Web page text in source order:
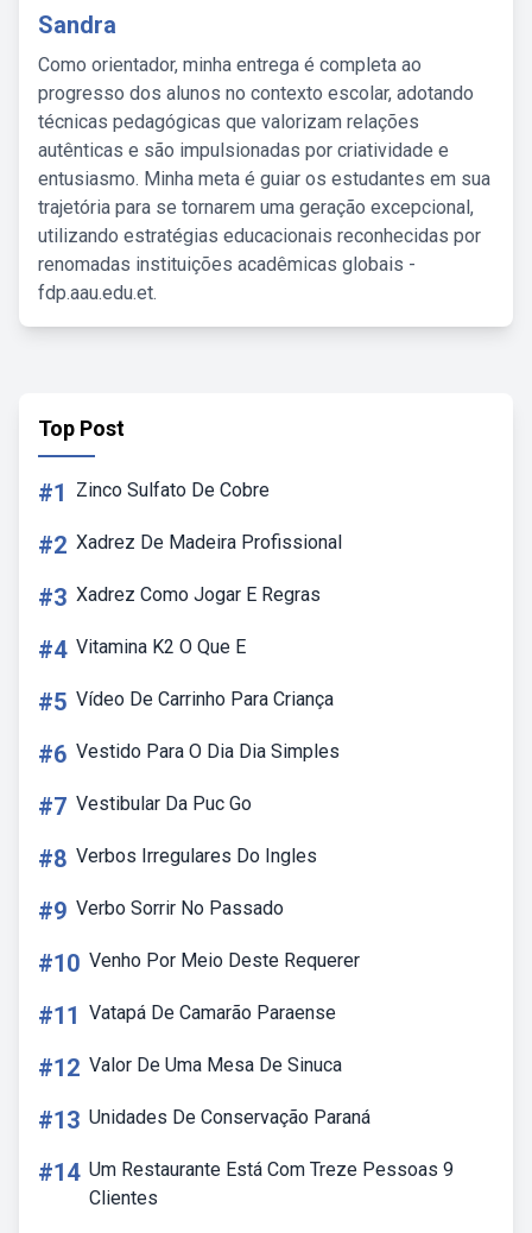
Sandra
Como orientador, minha entrega é completa ao
progresso dos alunos no contexto escolar, adotando
técnicas pedagógicas que valorizam relações
autênticas e são impulsionadas por criatividade e
entusiasmo. Minha meta é guiar os estudantes em sua
trajetória para se tornarem uma geração excepcional,
utilizando estratégias educacionais reconhecidas por
renomadas instituições acadêmicas globais -
fdp.aau.edu.et.
Top Post
#1 Zinco Sulfato De Cobre
#2 Xadrez De Madeira Profissional
#3 Xadrez Como Jogar E Regras
#4 Vitamina K2 O Que E
#5 Vídeo De Carrinho Para Criança
#6 Vestido Para O Dia Dia Simples
#7 Vestibular Da Puc Go
#8 Verbos Irregulares Do Ingles
#9 Verbo Sorrir No Passado
#10 Venho Por Meio Deste Requerer
#11 Vatapá De Camarão Paraense
#12 Valor De Uma Mesa De Sinuca
#13 Unidades De Conservação Paraná
#14 Um Restaurante Está Com Treze Pessoas 9
Clientes